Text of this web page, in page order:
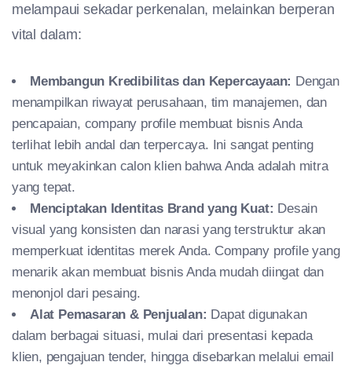
melampaui sekadar perkenalan, melainkan berperan
vital dalam:
Membangun Kredibilitas dan Kepercayaan: Dengan
menampilkan riwayat perusahaan, tim manajemen, dan
pencapaian, company profile membuat bisnis Anda
terlihat lebih andal dan terpercaya. Ini sangat penting
untuk meyakinkan calon klien bahwa Anda adalah mitra
yang tepat.
Menciptakan Identitas Brand yang Kuat: Desain
visual yang konsisten dan narasi yang terstruktur akan
memperkuat identitas merek Anda. Company profile yang
menarik akan membuat bisnis Anda mudah diingat dan
menonjol dari pesaing.
Alat Pemasaran & Penjualan: Dapat digunakan
dalam berbagai situasi, mulai dari presentasi kepada
klien, pengajuan tender, hingga disebarkan melalui email